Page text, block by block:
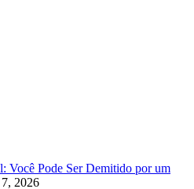
Você Pode Ser Demitido por um
2026